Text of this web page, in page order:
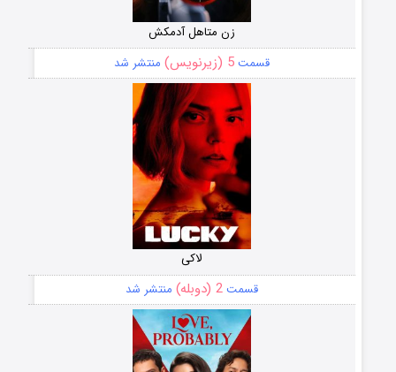
زن متاهل آدمکش
قسمت5 (زیرنویس) منتشر شد
لاکی
قسمت2 (دوبله) منتشر شد